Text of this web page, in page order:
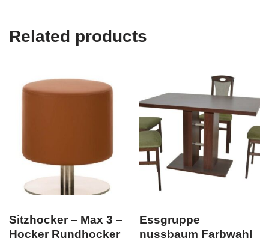
Related products
Sitzhocker – Max 3 –
Hocker Rundhocker
Essgruppe
nussbaum Farbwahl